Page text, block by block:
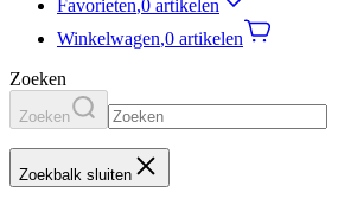
Favorieten,0 artikelen
Winkelwagen,0 artikelen
Zoeken
Zoeken
Zoekbalk sluiten